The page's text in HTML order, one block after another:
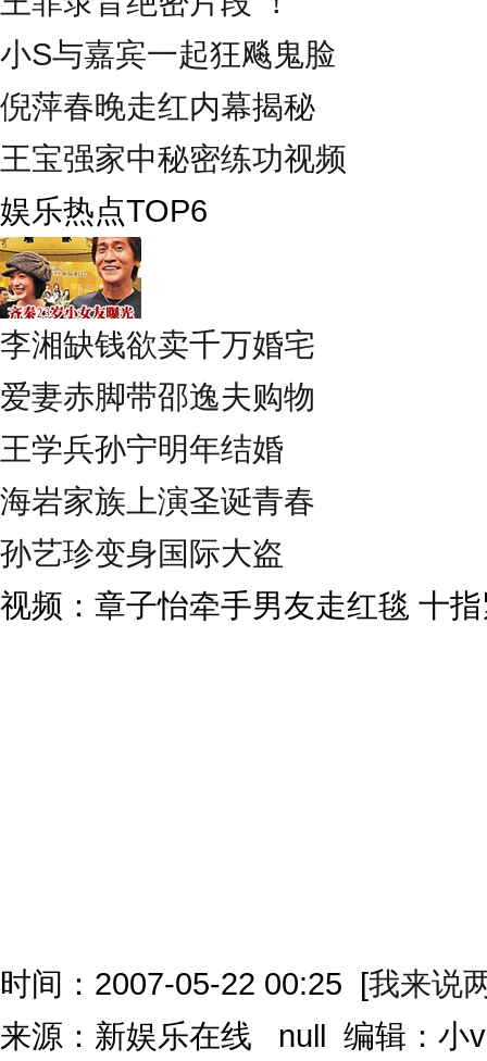
小S与嘉宾一起狂飚鬼脸
倪萍春晚走红内幕揭秘
王宝强家中秘密练功视频
娱乐热点TOP6
李湘缺钱欲卖千万婚宅
爱妻赤脚带邵逸夫购物
王学兵孙宁明年结婚
海岩家族上演圣诞青春
孙艺珍变身国际大盗
视频：章子怡牵手男友走红毯 十
时间：2007-05-22 00:25 [我来说
来源：新娱乐在线 null 编辑：